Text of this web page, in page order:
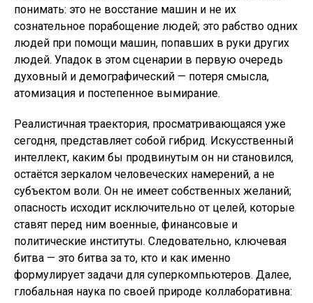
понимать: это не восстание машин и не их
сознательное порабощение людей; это рабство одних
людей при помощи машин, попавших в руки других
людей. Упадок в этом сценарии в первую очередь
духовный и демографический — потеря смысла,
атомизация и постепенное вымирание.
Реалистичная траектория, просматривающаяся уже
сегодня, представляет собой гибрид. Искусственный
интеллект, каким бы продвинутым он ни становился,
остаётся зеркалом человеческих намерений, а не
субъектом воли. Он не имеет собственных желаний;
опасность исходит исключительно от целей, которые
ставят перед ним военные, финансовые и
политические институты. Следовательно, ключевая
битва — это битва за то, кто и как именно
формулирует задачи для суперкомпьютеров. Далее,
глобальная наука по своей природе коллаборативна: